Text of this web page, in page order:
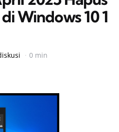
Windows 10 1
0 min